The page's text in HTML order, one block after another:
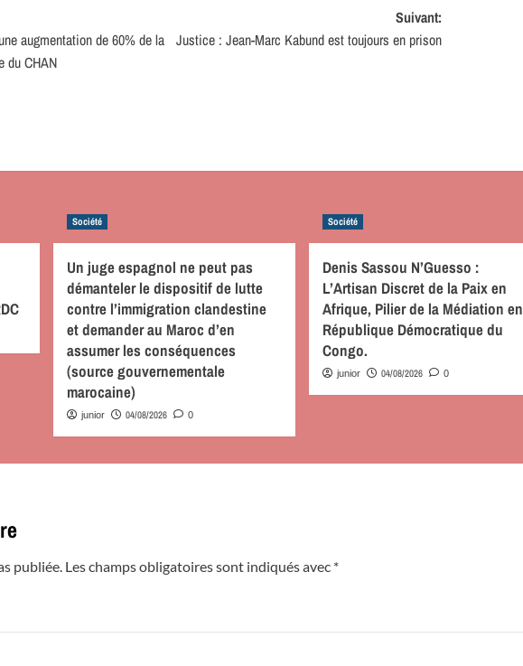
augmentation de 60% de la
du CHAN
Suivant:
Justice : Jean-Marc Kabund est toujours en prison
Société
Un juge espagnol ne peut pas
démanteler le dispositif de lutte
contre l’immigration clandestine
et demander au Maroc d’en
assumer les conséquences
(source gouvernementale
marocaine)
junior 04/08/2026 0
Société
Denis Sassou N’Guesso :
L’Artisan Discret de la Paix en
Afrique, Pilier de la Médiation en
République Démocratique du
Congo.
junior 04/08/2026 0
publiée. Les champs obligatoires sont indiqués avec *